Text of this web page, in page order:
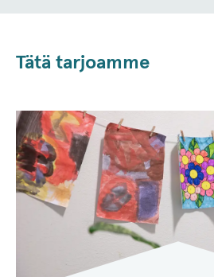
Tätä tarjoamme